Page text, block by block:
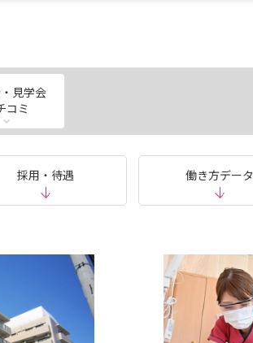
なるものではありません。
話をお聞かせいただく内容になります。
見学会
コミ
採用・待遇 働き方データ